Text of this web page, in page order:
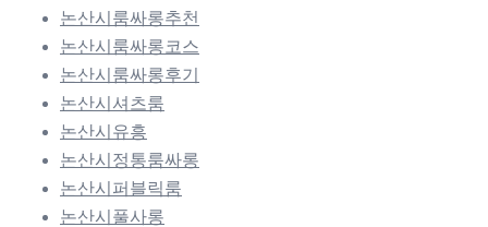
논산시룸싸롱추천
논산시룸싸롱코스
논산시룸싸롱후기
논산시셔츠룸
논산시유흥
논산시정통룸싸롱
논산시퍼블릭룸
논산시풀사롱